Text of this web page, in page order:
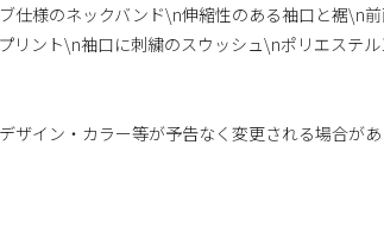
仕様のネックバンド\n伸縮性のある袖口と裾\n前
リント\n袖口に刺繍のスウッシュ\nポリエステ
ザイン・カラー等が予告なく変更される場合が